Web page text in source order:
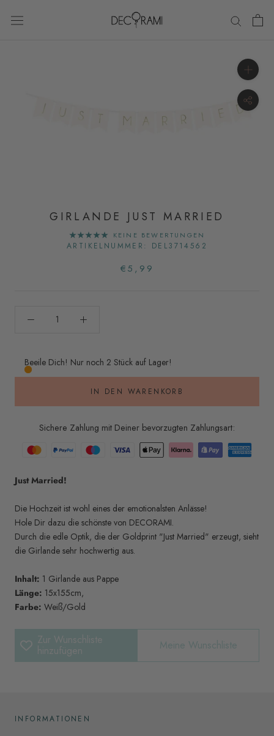
zum
GIRLANDE JUST MARRIED
KEINE BEWERTUNGEN
ARTIKELNUMMER: DEL3714562
€5,99
Beeile Dich! Nur noch 2 Stück auf Lager!
IN DEN WARENKORB
Sichere Zahlung mit Deiner bevorzugten Zahlungsart:
Just Married!
Die Hochzeit ist wohl eines der emotionalsten Anlässe!
Hole Dir dazu die schönste von DECORAMI.
Durch die edle Optik, die der Goldprint "Just Married" erzeugt, sieht
die Girlande sehr hochwertig aus.
Inhalt: 1 Girlande aus Pappe
Länge: 15x155cm,
Farbe: Weiß/Gold
Zur Wunschliste
hinzufügen Meine Wunschliste
INFORMATIONEN